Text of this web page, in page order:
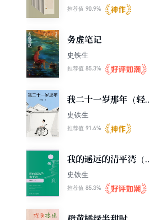
推荐值 90.9%
务虚笔记
史铁生
推荐值 85.3%
我二十一岁那年（轻经
典）
史铁生
推荐值 91.6%
我的遥远的清平湾（插
图版）
史铁生
推荐值 85.3%